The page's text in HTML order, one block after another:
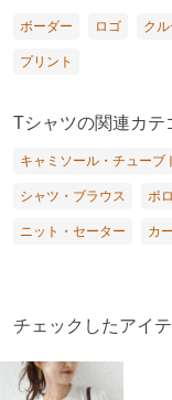
ボーダー ロゴ ク
プリント
Tシャツの関連カテ
キャミソール・チューブ
シャツ・ブラウス ポ
ニット・セーター カ
チェックしたアイ